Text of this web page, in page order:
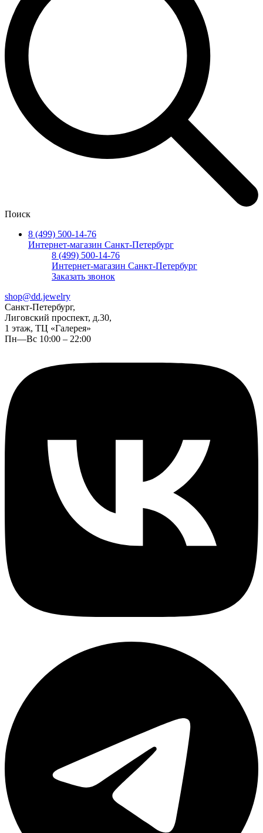
Поиск
8 (499) 500-14-76
Интернет-магазин Санкт-Петербург
8 (499) 500-14-76
Интернет-магазин Санкт-Петербург
Заказать звонок
shop@dd.jewelry
Санкт-Петербург,
Лиговский проспект, д.30,
1 этаж, ТЦ «Галерея»
Пн—Вс 10:00 – 22:00